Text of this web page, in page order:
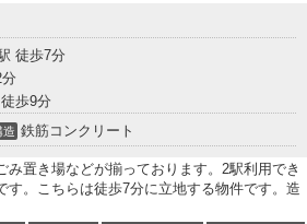
徒歩7分
徒歩9分
造 鉄筋コンクリート
置き場などが揃っております。2駅利用でき
す。こちらは徒歩7分に立地する物件です。造